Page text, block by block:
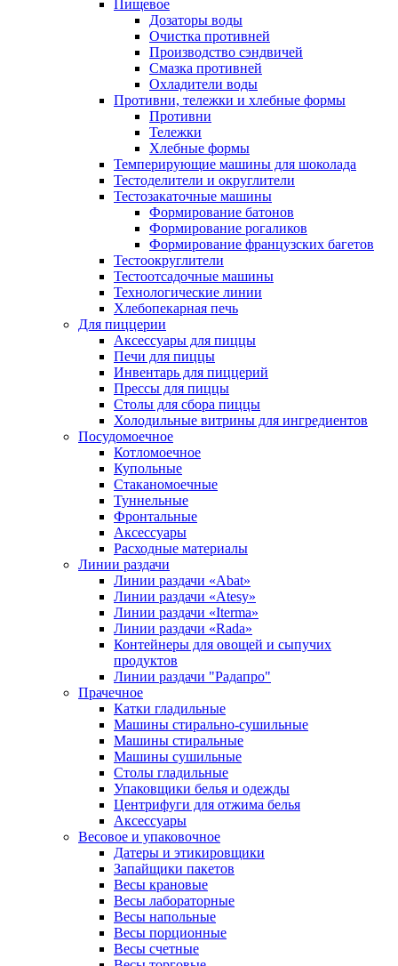
Пищевое
Дозаторы воды
Очистка противней
Производство сэндвичей
Смазка противней
Охладители воды
Противни, тележки и хлебные формы
Противни
Тележки
Хлебные формы
Темперирующие машины для шоколада
Тестоделители и округлители
Тестозакаточные машины
Формирование батонов
Формирование рогаликов
Формирование французских багетов
Тестоокруглители
Тестоотсадочные машины
Технологические линии
Хлебопекарная печь
Для пиццерии
Аксессуары для пиццы
Печи для пиццы
Инвентарь для пиццерий
Прессы для пиццы
Столы для сбора пиццы
Холодильные витрины для ингредиентов
Посудомоечное
Котломоечное
Купольные
Стаканомоечные
Туннельные
Фронтальные
Аксессуары
Расходные материалы
Линии раздачи
Линии раздачи «Abat»
Линии раздачи «Atesy»
Линии раздачи «Iterma»
Линии раздачи «Rada»
Контейнеры для овощей и сыпучих
продуктов
Линии раздачи "Радапро"
Прачечное
Катки гладильные
Машины стирально-сушильные
Машины стиральные
Машины сушильные
Столы гладильные
Упаковщики белья и одежды
Центрифуги для отжима белья
Аксессуары
Весовое и упаковочное
Датеры и этикировщики
Запайщики пакетов
Весы крановые
Весы лабораторные
Весы напольные
Весы порционные
Весы счетные